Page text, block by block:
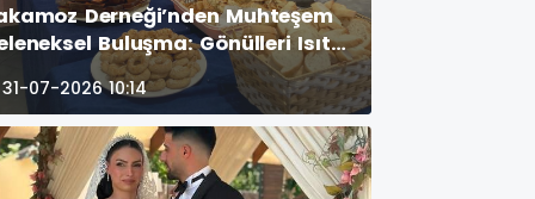
Derneği’nden Muhteşem
Buluşma: Gönülleri Isıtan
31-07-2026 10:14